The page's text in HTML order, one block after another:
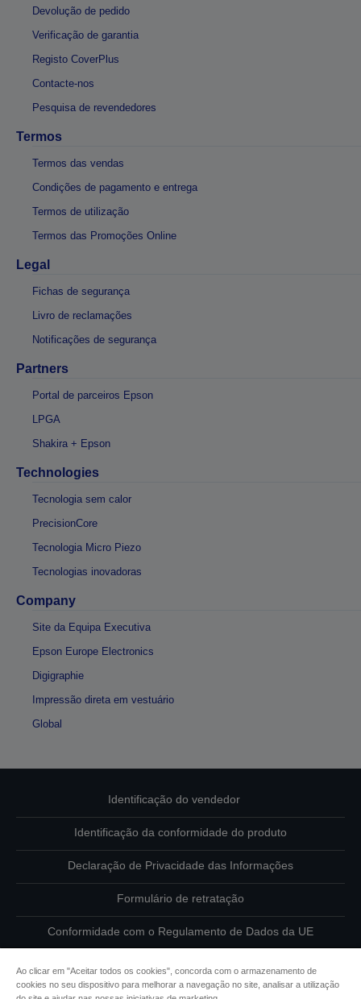
Devolução de pedido
Verificação de garantia
Registo CoverPlus
Contacte-nos
Pesquisa de revendedores
Termos
Termos das vendas
Condições de pagamento e entrega
Termos de utilização
Termos das Promoções Online
Legal
Fichas de segurança
Livro de reclamações
Notificações de segurança
Partners
Portal de parceiros Epson
LPGA
Shakira + Epson
Technologies
Tecnologia sem calor
PrecisionCore
Tecnologia Micro Piezo
Tecnologias inovadoras
Company
Site da Equipa Executiva
Epson Europe Electronics
Digigraphie
Impressão direta em vestuário
Global
Identificação do vendedor
Identificação da conformidade do produto
Declaração de Privacidade das Informações
Formulário de retratação
Conformidade com o Regulamento de Dados da UE
Ao clicar em "Aceitar todos os cookies", concorda com o armazenamento de
cookies no seu dispositivo para melhorar a navegação no site, analisar a utilização